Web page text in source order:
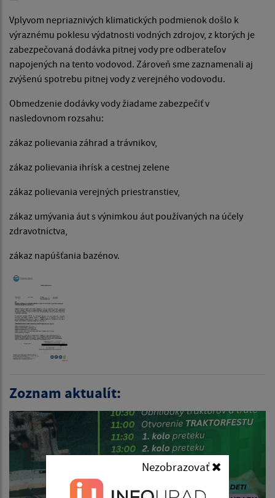
Nezobrazovať
Vplyvom nepriaznivých klimatických podmienok došlo k
výraznému poklesu výdatnosti vodných zdrojov, z ktorých je
zabezpečovaná dodávka pitnej vody pre odberateľov
napojených na tento vodovod. Zároveň sme zaznamenali aj
zvýšenú spotrebu pitnej vody z verejného vodovodu.
Obmedzenie dodávky vody žiadame zabezpečiť v
nasledovnom rozsahu:
zákaz polievania záhrad a trávnikov,
zákaz polievania ihrísk a cestnej zelene
zákaz polievania verejných priestranstiev,
zákaz umývania áut s výnimkou áut používaných na účely
zdravotníctva,
zákaz napúšťania bazénov.
Zoznam aktualít: